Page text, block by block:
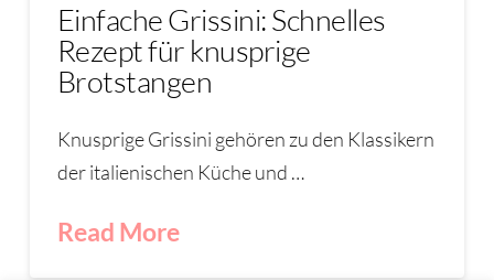
Einfache Grissini: Schnelles
Rezept für knusprige
Brotstangen
Knusprige Grissini gehören zu den Klassikern
der italienischen Küche und …
Read More